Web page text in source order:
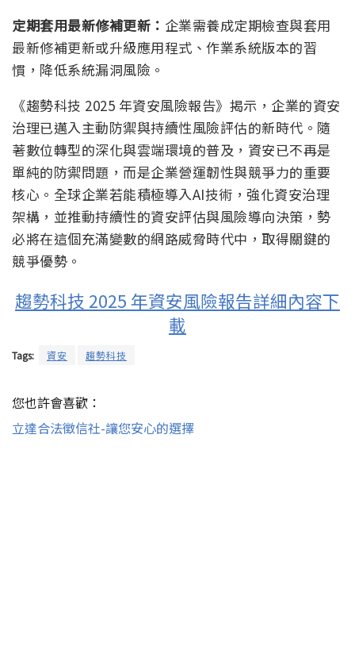
定期套用最新修補更新： 企業需養成定期檢查與套用
最新修補更新或升級應用程式、作業系統版本的習
慣，降低系統漏洞風險。
《趨勢科技 2025 年資安風險報告》揭示，企業的資安
治理已邁入主動防禦與持續性風險評估的新時代。隨
著數位轉型的深化與雲端環境的普及，資安已不再是
單純的防禦問題，而是企業營運韌性與競爭力的重要
核心。全球企業若能積極導入AI技術，強化資安治理
架構，並推動持續性的資安評估與風險導向決策，勢
必將在這個充滿變數的網路威脅時代中，取得關鍵的
競爭優勢。
趨勢科技 2025 年資安風險報告詳細內容下
載
Tags: 資安 趨勢科技
您也許會喜歡：
立達合法徵信社-讓您安心的選擇